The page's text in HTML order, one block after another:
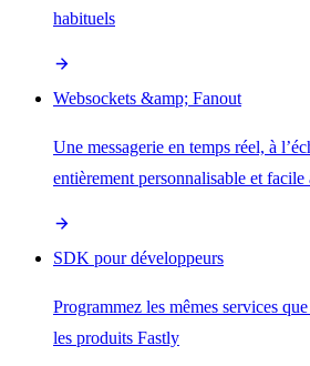
habituels
Websockets &amp; Fanout
Une messagerie en temps réel, à
entièrement personnalisable et
SDK pour développeurs
Programmez les mêmes services
les produits Fastly